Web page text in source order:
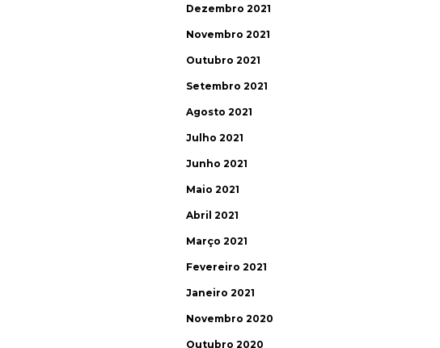
Dezembro 2021
Novembro 2021
Outubro 2021
Setembro 2021
Agosto 2021
Julho 2021
Junho 2021
Maio 2021
Abril 2021
Março 2021
Fevereiro 2021
Janeiro 2021
Novembro 2020
Outubro 2020